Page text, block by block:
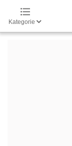
Kategorie